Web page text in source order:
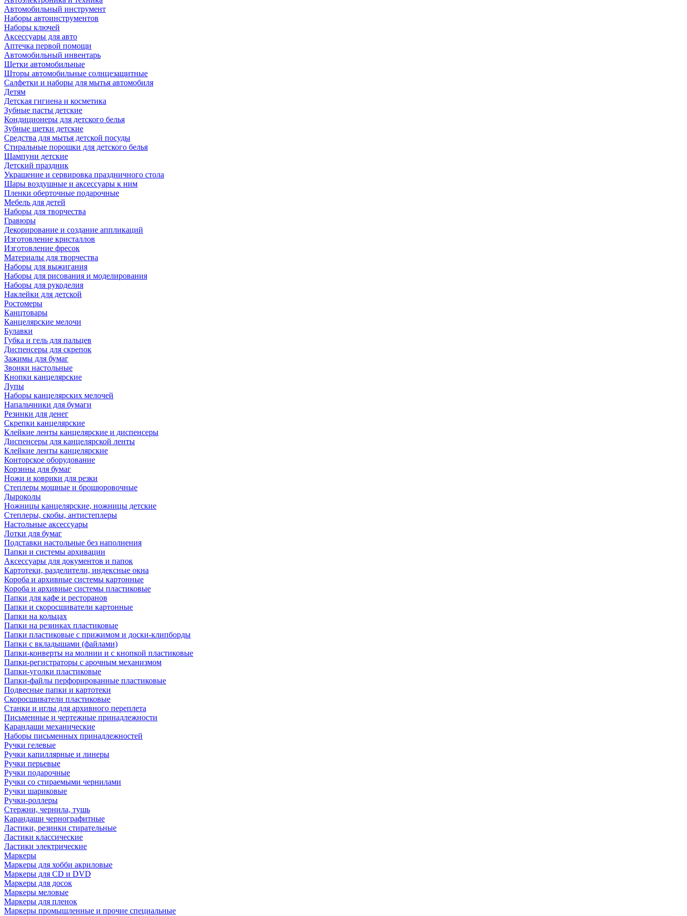
Автомобильный инструмент
Наборы автоинструментов
Наборы ключей
Аксессуары для авто
Аптечка первой помощи
Автомобильный инвентарь
Щетки автомобильные
Шторы автомобильные солнцезащитные
Салфетки и наборы для мытья автомобиля
Детям
Детская гигиена и косметика
Зубные пасты детские
Кондиционеры для детского белья
Зубные щетки детские
Средства для мытья детской посуды
Стиральные порошки для детского белья
Шампуни детские
Детский праздник
Украшение и сервировка праздничного стола
Шары воздушные и аксессуары к ним
Пленки оберточные подарочные
Мебель для детей
Наборы для творчества
Гравюры
Декорирование и создание аппликаций
Изготовление кристаллов
Изготовление фресок
Материалы для творчества
Наборы для выжигания
Наборы для рисования и моделирования
Наборы для рукоделия
Наклейки для детской
Ростомеры
Канцтовары
Канцелярские мелочи
Булавки
Губка и гель для пальцев
Диспенсеры для скрепок
Зажимы для бумаг
Звонки настольные
Кнопки канцелярские
Лупы
Наборы канцелярских мелочей
Напальчники для бумаги
Резинки для денег
Скрепки канцелярские
Клейкие ленты канцелярские и диспенсеры
Диспенсеры для канцелярской ленты
Клейкие ленты канцелярские
Конторское оборудование
Корзины для бумаг
Ножи и коврики для резки
Степлеры мощные и брошюровочные
Дыроколы
Ножницы канцелярские, ножницы детские
Степлеры, скобы, антистеплеры
Настольные аксессуары
Лотки для бумаг
Подставки настольные без наполнения
Папки и системы архивации
Аксессуары для документов и папок
Картотеки, разделители, индексные окна
Короба и архивные системы картонные
Короба и архивные системы пластиковые
Папки для кафе и ресторанов
Папки и скоросшиватели картонные
Папки на кольцах
Папки на резинках пластиковые
Папки пластиковые с прижимом и доски-клипборды
Папки с вкладышами (файлами)
Папки-конверты на молнии и с кнопкой пластиковые
Папки-регистраторы с арочным механизмом
Папки-уголки пластиковые
Папки-файлы перфорированные пластиковые
Подвесные папки и картотеки
Скоросшиватели пластиковые
Станки и иглы для архивного переплета
Письменные и чертежные принадлежности
Карандаши механические
Наборы письменных принадлежностей
Ручки гелевые
Ручки капиллярные и линеры
Ручки перьевые
Ручки подарочные
Ручки со стираемыми чернилами
Ручки шариковые
Ручки-роллеры
Стержни, чернила, тушь
Карандаши чернографитные
Ластики, резинки стирательные
Ластики классические
Ластики электрические
Маркеры
Маркеры для хобби акриловые
Маркеры для CD и DVD
Маркеры для досок
Маркеры меловые
Маркеры для пленок
Маркеры промышленные и прочие специальные